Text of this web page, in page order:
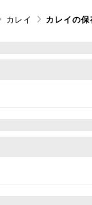
カレイ カレイの